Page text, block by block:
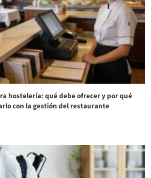
hostelería: qué debe ofrecer y por qué
con la gestión del restaurante